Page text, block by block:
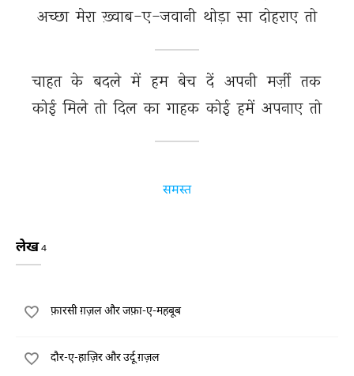
अच्छा मेरा ख़्वाब-ए-जवानी थोड़ा सा दोहराए तो
चाहत के बदले में हम बेच दें अपनी मर्ज़ी तक
कोई मिले तो दिल का गाहक कोई हमें अपनाए तो
समस्त
लेख4
फ़ारसी ग़ज़ल और जफ़ा-ए-महबूब
दौर-ए-हाज़िर और उर्दू ग़ज़ल